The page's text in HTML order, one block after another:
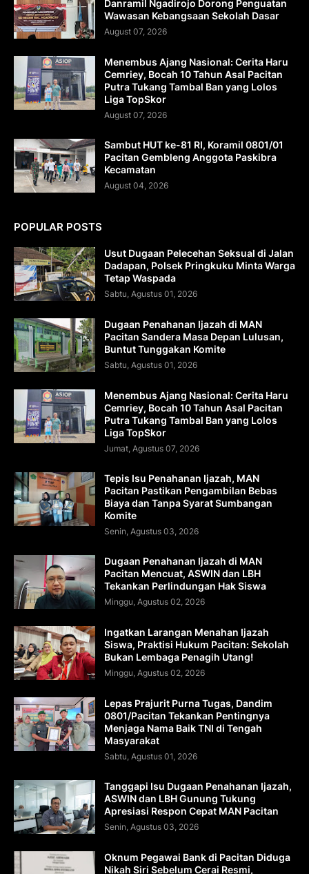
Danramil Ngadirojo Dorong Penguatan
Wawasan Kebangsaan Sekolah Dasar
August 07, 2026
Menembus Ajang Nasional: Cerita Haru
Cemriey, Bocah 10 Tahun Asal Pacitan
Putra Tukang Tambal Ban yang Lolos
Liga TopSkor
August 07, 2026
Sambut HUT ke-81 RI, Koramil 0801/01
Pacitan Gembleng Anggota Paskibra
Kecamatan
August 04, 2026
POPULAR POSTS
Usut Dugaan Pelecehan Seksual di Jalan
Dadapan, Polsek Pringkuku Minta Warga
Tetap Waspada
Sabtu, Agustus 01, 2026
Dugaan Penahanan Ijazah di MAN
Pacitan Sandera Masa Depan Lulusan,
Buntut Tunggakan Komite
Sabtu, Agustus 01, 2026
Menembus Ajang Nasional: Cerita Haru
Cemriey, Bocah 10 Tahun Asal Pacitan
Putra Tukang Tambal Ban yang Lolos
Liga TopSkor
Jumat, Agustus 07, 2026
Tepis Isu Penahanan Ijazah, MAN
Pacitan Pastikan Pengambilan Bebas
Biaya dan Tanpa Syarat Sumbangan
Komite
Senin, Agustus 03, 2026
Dugaan Penahanan Ijazah di MAN
Pacitan Mencuat, ASWIN dan LBH
Tekankan Perlindungan Hak Siswa
Minggu, Agustus 02, 2026
Ingatkan Larangan Menahan Ijazah
Siswa, Praktisi Hukum Pacitan: Sekolah
Bukan Lembaga Penagih Utang!
Minggu, Agustus 02, 2026
Lepas Prajurit Purna Tugas, Dandim
0801/Pacitan Tekankan Pentingnya
Menjaga Nama Baik TNI di Tengah
Masyarakat
Sabtu, Agustus 01, 2026
Tanggapi Isu Dugaan Penahanan Ijazah,
ASWIN dan LBH Gunung Tukung
Apresiasi Respon Cepat MAN Pacitan
Senin, Agustus 03, 2026
Oknum Pegawai Bank di Pacitan Diduga
Nikah Siri Sebelum Cerai Resmi,